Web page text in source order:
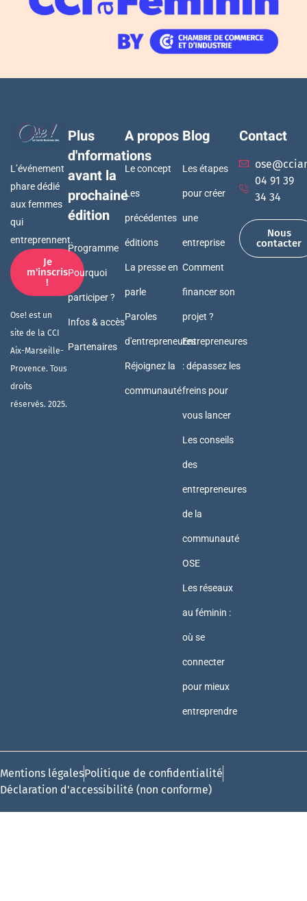
L’événement
phare dédié
aux femmes
qui
entreprennent.
Je
m'inscris
!
Ose! est un
site de la CCI
Aix-Marseille-
Provence. Tous
droits
réservés. 2025.
Plus
d'nformations
avant la
prochaine
édition
Programme
Pourquoi
participer ?
Infos & accès
Partenaires
A propos
Le concept
Les
précédentes
éditions
La presse en
parle
Paroles
d'entrepreneures
Réjoignez la
communauté
Blog
Les étapes
pour créer
une
entreprise
Comment
financer son
projet ?
Entrepreneures
: dépassez les
freins pour
vous lancer
Les conseils
des
entrepreneures
de la
communauté
OSE
Les réseaux
au féminin :
où se
connecter
pour mieux
entreprendre
Contact
04 91 39
34 34
Nous
contacter
Mentions légalesPolitique de confidentialité
Déclaration d'accessibilité (non conforme)